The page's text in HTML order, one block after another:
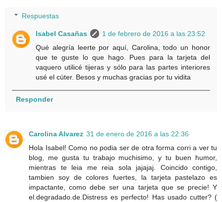
Respuestas
Isabel Casañas
1 de febrero de 2016 a las 23:52
Qué alegría leerte por aquí, Carolina, todo un honor
que te guste lo que hago. Pues para la tarjeta del
vaquero utilicé tijeras y sólo para las partes interiores
usé el cúter. Besos y muchas gracias por tu vidita
Responder
Carolina Alvarez 31 de enero de 2016 a las 22:36
Hola Isabel! Como no podia ser de otra forma corri a ver tu
blog, me gusta tu trabajo muchisimo, y tu buen humor,
mientras te leia me reia sola jajajaj. Coincido contigo,
tambien soy de colores fuertes, la tarjeta pastelazo es
impactante, como debe ser una tarjeta que se precie! Y
el.degradado.de.Distress es perfecto! Has usado cutter? (